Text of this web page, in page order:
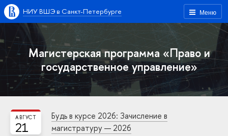
Меню
НИУ ВШЭ в Санкт-Петербурге
Магистерская программа «Право и
государственное управление»
21
АВГУСТ
Будь в курсе 2026: Зачисление в
магистратуру — 2026